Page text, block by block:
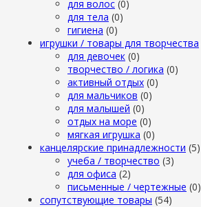
для волос (0)
для тела (0)
гигиена (0)
игрушки / товары для творчества
для девочек (0)
творчество / логика (0)
активный отдых (0)
для мальчиков (0)
для малышей (0)
отдых на море (0)
мягкая игрушка (0)
канцелярские принадлежности (5)
учеба / творчество (3)
для офиса (2)
письменные / чертежные (0)
сопутствующие товары (54)